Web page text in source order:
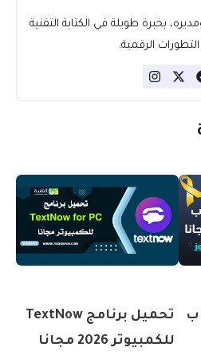
بخبرة طويلة في الكتابة التقنية
الرقمية.
تحميل برنامج TextNow
للكمبيوتر 2026 مجانا